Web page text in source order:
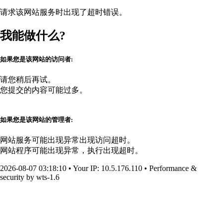
请求该网站服务时出现了超时错误。
我能做什么?
如果您是该网站的访问者:
请您稍后再试。
您提交的内容可能过多。
如果您是该网站的管理者:
网站服务可能出现异常出现访问超时。
网站程序可能出现异常，执行出现超时。
2026-08-07 03:18:10 • Your IP: 10.5.176.110 • Performance &
security by wts-1.6